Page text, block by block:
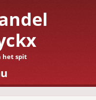
het spit